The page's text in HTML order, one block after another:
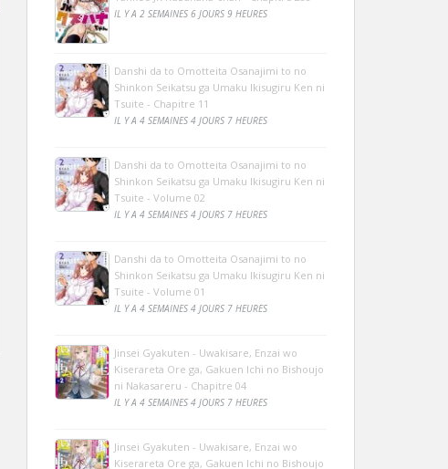
IL Y A 2 SEMAINES 6 JOURS 9 HEURES
Danshi da to Omotteita Osanajimi to no
Shinkon Seikatsu ga Umaku Ikisugiru Ken ni
Tsuite - Chapitre 11
IL Y A 4 SEMAINES 4 JOURS 7 HEURES
Danshi da to Omotteita Osanajimi to no
Shinkon Seikatsu ga Umaku Ikisugiru Ken ni
Tsuite - Volume 02
IL Y A 4 SEMAINES 4 JOURS 7 HEURES
Danshi da to Omotteita Osanajimi to no
Shinkon Seikatsu ga Umaku Ikisugiru Ken ni
Tsuite - Volume 01
IL Y A 4 SEMAINES 4 JOURS 7 HEURES
Jinsei Gyakuten - Uwakisare, Enzai wo
Kiserareta Ore ga, Gakuen Ichi no Bishoujo
ni Nakasareru - Chapitre 04
IL Y A 4 SEMAINES 4 JOURS 7 HEURES
Jinsei Gyakuten - Uwakisare, Enzai wo
Kiserareta Ore ga, Gakuen Ichi no Bishoujo